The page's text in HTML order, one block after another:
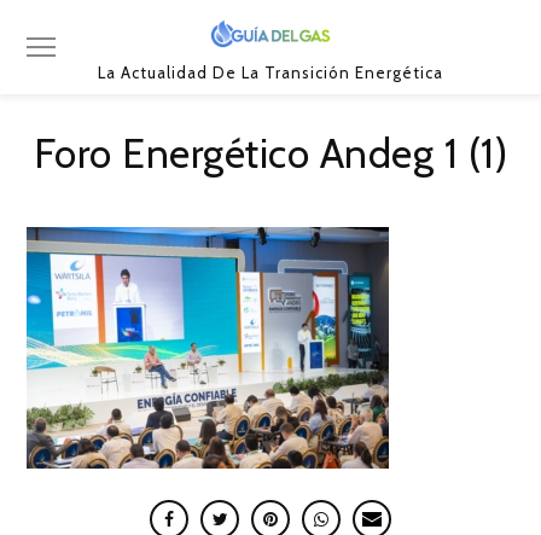
La Actualidad De La Transición Energética
Foro Energético Andeg 1 (1)